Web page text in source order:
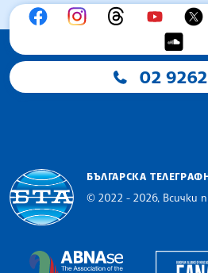
02
БЪЛГАРСКА
© 2022 - 2026, Всички
The